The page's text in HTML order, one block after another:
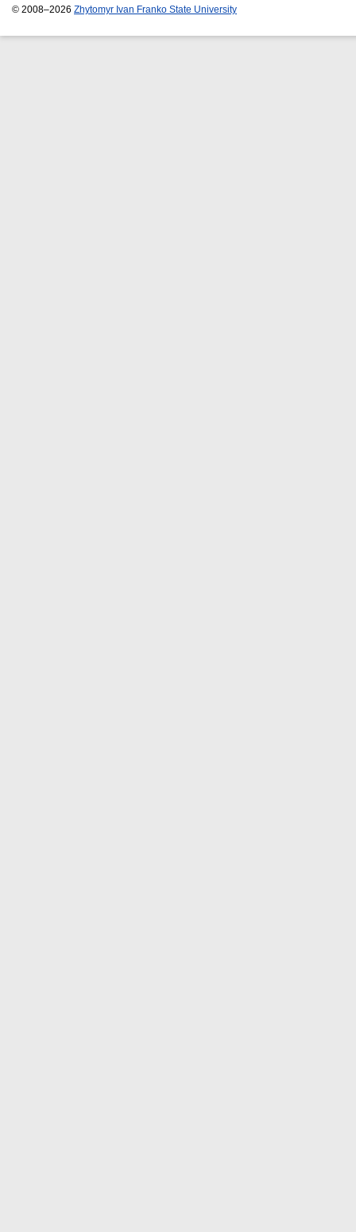
© 2008–2026 Zhytomyr Ivan Franko State University